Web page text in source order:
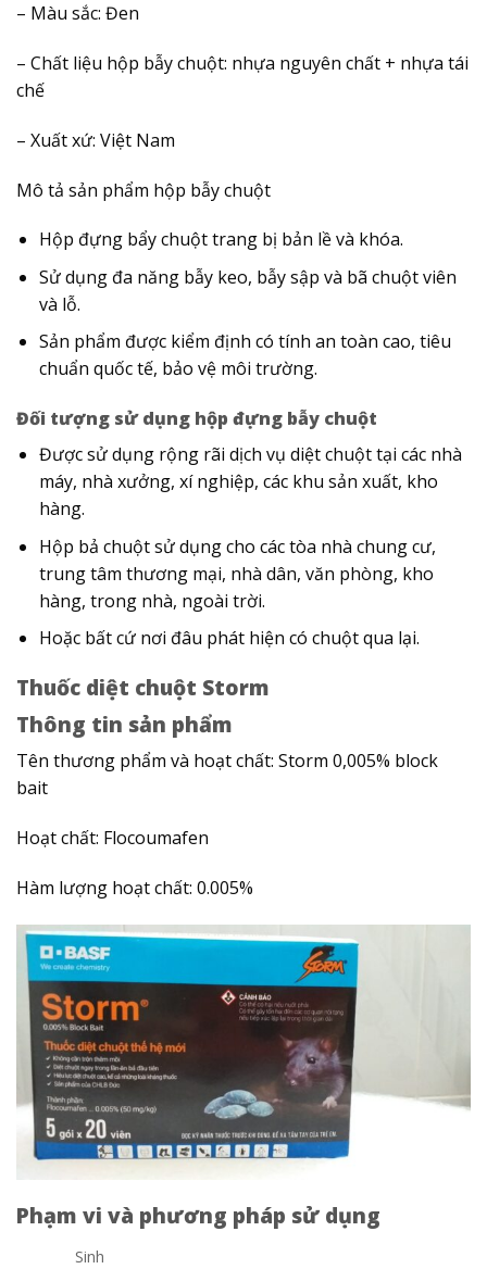
– Màu sắc: Đen
– Chất liệu hộp bẫy chuột: nhựa nguyên chất + nhựa tái
chế
– Xuất xứ: Việt Nam
Mô tả sản phẩm hộp bẫy chuột
Hộp đựng bẩy chuột trang bị bản lề và khóa.
Sử dụng đa năng bẫy keo, bẫy sập và bã chuột viên
và lỗ.
Sản phẩm được kiểm định có tính an toàn cao, tiêu
chuẩn quốc tế, bảo vệ môi trường.
Đối tượng sử dụng hộp đựng bẫy chuột
Được sử dụng rộng rãi dịch vụ diệt chuột tại các nhà
máy, nhà xưởng, xí nghiệp, các khu sản xuất, kho
hàng.
Hộp bả chuột sử dụng cho các tòa nhà chung cư,
trung tâm thương mại, nhà dân, văn phòng, kho
hàng, trong nhà, ngoài trời.
Hoặc bất cứ nơi đâu phát hiện có chuột qua lại.
Thuốc diệt chuột Storm
Thông tin sản phẩm
Tên thương phẩm và hoạt chất: Storm 0,005% block
bait
Hoạt chất: Flocoumafen
Hàm lượng hoạt chất: 0.005%
Phạm vi và phương pháp sử dụng
Sinh